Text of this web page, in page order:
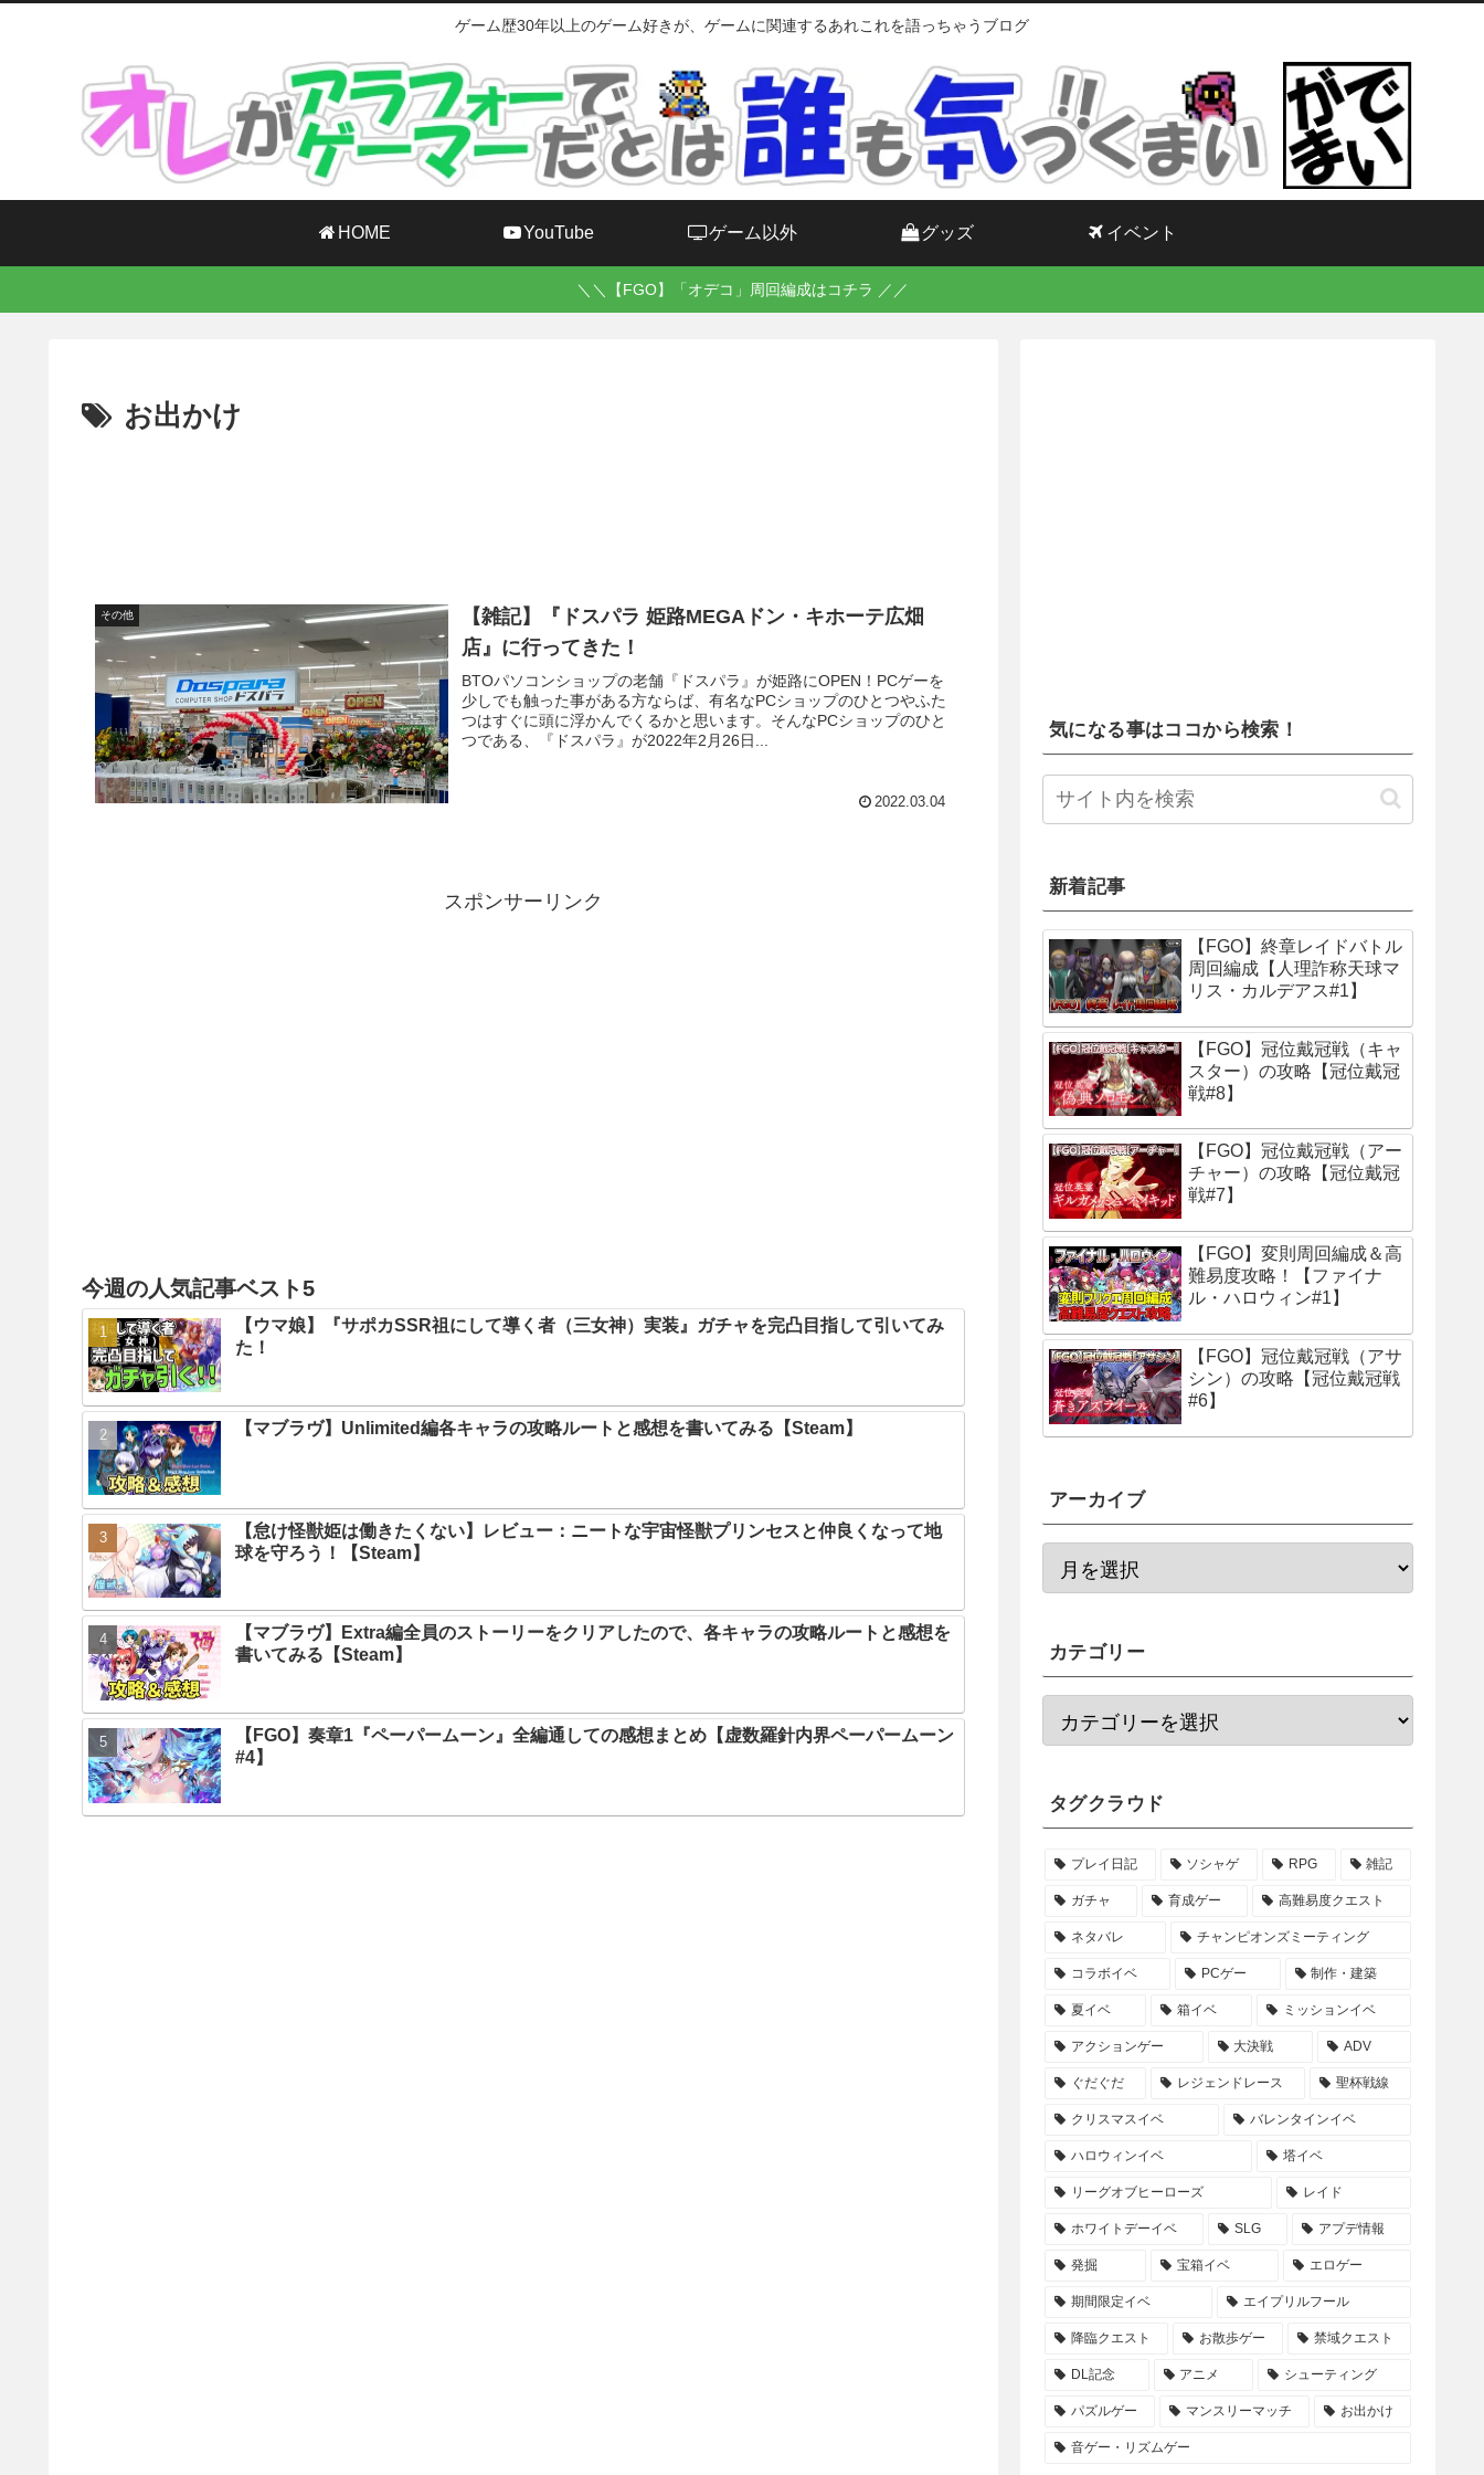
ゲーム歴30年以上のゲーム好きが、ゲームに関連するあれこれを語っちゃうブログ
HOME YouTube ゲーム以外 グッズ イベント
＼＼【FGO】「オデコ」周回編成はコチラ ／／
お出かけ
その他
【雑記】『ドスパラ 姫路MEGAドン・キホーテ広畑
店』に行ってきた！
BTOパソコンショップの老舗『ドスパラ』が姫路にOPEN！PCゲーを
少しでも触った事がある方ならば、有名なPCショップのひとつやふた
つはすぐに頭に浮かんでくるかと思います。そんなPCショップのひと
つである、『ドスパラ』が2022年2月26日...
2022.03.04
スポンサーリンク
今週の人気記事ベスト5
【ウマ娘】『サポカSSR祖にして導く者（三女神）実装』ガチャを完凸目指して引いてみ
た！
【マブラヴ】Unlimited編各キャラの攻略ルートと感想を書いてみる【Steam】
【怠け怪獣姫は働きたくない】レビュー：ニートな宇宙怪獣プリンセスと仲良くなって地
球を守ろう！【Steam】
【マブラヴ】Extra編全員のストーリーをクリアしたので、各キャラの攻略ルートと感想を
書いてみる【Steam】
【FGO】奏章1『ペーパームーン』全編通しての感想まとめ【虚数羅針内界ペーパームーン
#4】
気になる事はココから検索！
新着記事
【FGO】終章レイドバトル
周回編成【人理詐称天球マ
リス・カルデアス#1】
【FGO】冠位戴冠戦（キャ
スター）の攻略【冠位戴冠
戦#8】
【FGO】冠位戴冠戦（アー
チャー）の攻略【冠位戴冠
戦#7】
【FGO】変則周回編成＆高
難易度攻略！【ファイナ
ル・ハロウィン#1】
【FGO】冠位戴冠戦（アサ
シン）の攻略【冠位戴冠戦
#6】
アーカイブ
カテゴリー
タグクラウド
プレイ日記 ソシャゲ RPG 雑記
ガチャ 育成ゲー 高難易度クエスト
ネタバレ チャンピオンズミーティング
コラボイベ PCゲー 制作・建築
夏イベ 箱イベ ミッションイベ
アクションゲー 大決戦 ADV
ぐだぐだ レジェンドレース 聖杯戦線
クリスマスイベ バレンタインイベ
ハロウィンイベ 塔イベ
リーグオブヒーローズ レイド
ホワイトデーイベ SLG アプデ情報
発掘 宝箱イベ エロゲー
期間限定イベ エイプリルフール
降臨クエスト お散歩ゲー 禁域クエスト
DL記念 アニメ シューティング
パズルゲー マンスリーマッチ お出かけ
音ゲー・リズムゲー